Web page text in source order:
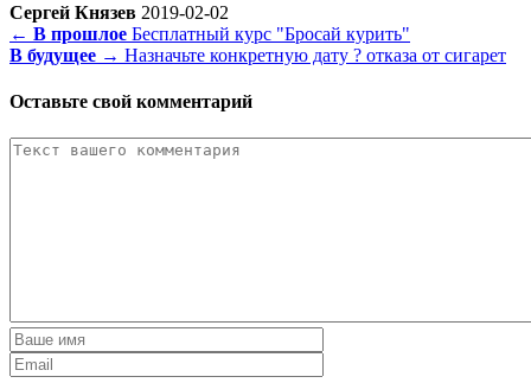
Сергей Князев 2019-02-02
← В прошлое Бесплатный курс "Бросай курить"
В будущее → Назначьте конкретную дату ? отказа от сигарет
Оставьте свой комментарий